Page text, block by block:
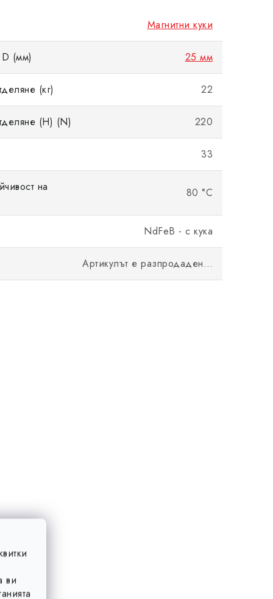
ви
Магнитни куки
(мм) 25 мм
(кг) 22
(Н) (N) 220
33
на 80 °C
NdFeB - с кука
Артикулът е разпродаден…